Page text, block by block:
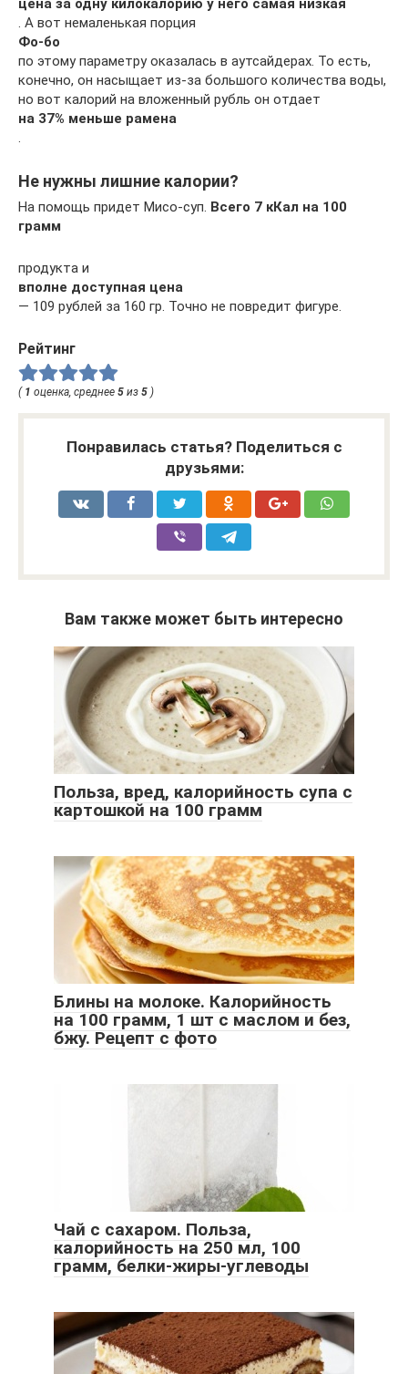
цена за одну килокалорию у него самая низкая
. А вот немаленькая порция
Фо-бо
по этому параметру оказалась в аутсайдерах. То есть,
конечно, он насыщает из-за большого количества воды,
но вот калорий на вложенный рубль он отдает
на 37% меньше рамена
.
Не нужны лишние калории?
На помощь придет Мисо-суп. Всего 7 кКал на 100
грамм
продукта и
вполне доступная цена
— 109 рублей за 160 гр. Точно не повредит фигуре.
Рейтинг
( 1 оценка, среднее 5 из 5 )
Понравилась статья? Поделиться с
друзьями:
Вам также может быть интересно
Польза, вред, калорийность супа с
картошкой на 100 грамм
Блины на молоке. Калорийность
на 100 грамм, 1 шт с маслом и без,
бжу. Рецепт с фото
Чай с сахаром. Польза,
калорийность на 250 мл, 100
грамм, белки-жиры-углеводы